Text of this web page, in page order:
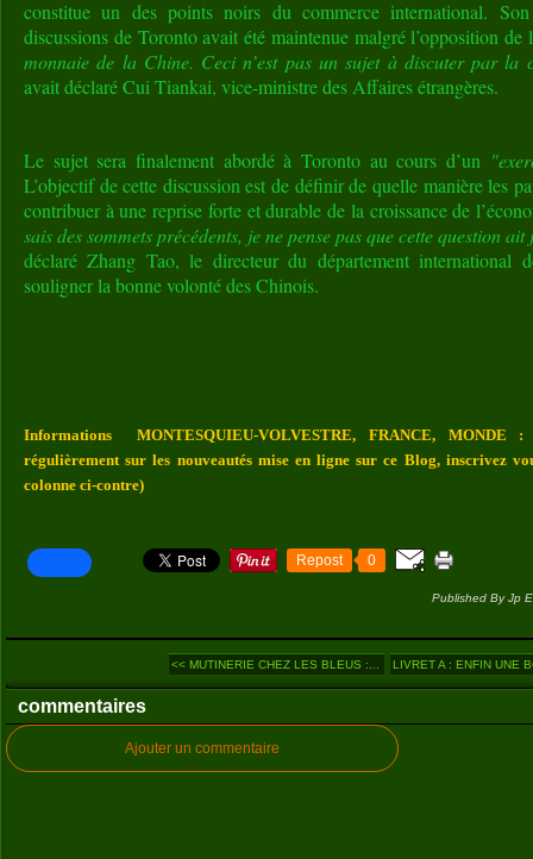
constitue un des points noirs du commerce international.
discussions de Toronto avait été maintenue malgré l’opposition
monnaie de la Chine. Ceci n’est pas un sujet à discuter par la
avait déclaré Cui Tiankai, vice-ministre des Affaires étrangères.
Le sujet sera finalement abordé à Toronto au cours d’un
L’objectif de cette discussion est de définir de quelle manière les
contribuer à une reprise forte et durable de la croissance de
sais des sommets précédents, je ne pense pas que cette question
déclaré Zhang Tao, le directeur du département international
souligner la bonne volonté des Chinois.
Informations MONTESQUIEU-VOLVESTRE, FRANCE, MONDE
régulièrement sur les nouveautés mise en ligne sur ce Blog, inscrivez
colonne ci-contre)
Repost 0
Published By Jp
<< MUTINERIE CHEZ LES BLEUS :... LIVRET A : ENFIN UNE
commentaires
Ajouter un commentaire